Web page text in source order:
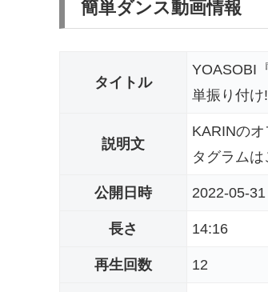
簡単ダンス動画情報
タイトル
YOASOBI
単振り付け
説明文
KARINの
タグラム
公開日時 2022-05-
長さ 14:16
再生回数 12